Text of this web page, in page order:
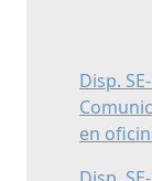
Disp.
en